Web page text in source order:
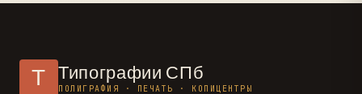
Т Типографии СПб
ПОЛИГРАФИЯ · ПЕЧАТЬ · КОПИЦЕНТРЫ